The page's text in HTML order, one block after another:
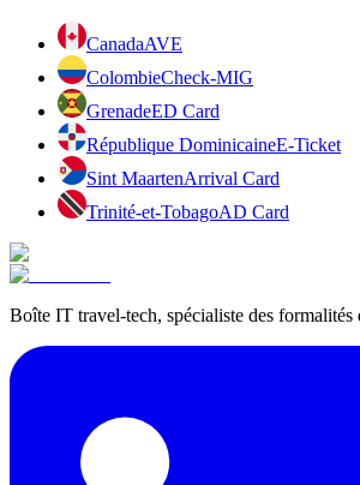
CanadaAVE
ColombieCheck-MIG
GrenadeED Card
République DominicaineE-Ticket
Sint MaartenArrival Card
Trinité-et-TobagoAD Card
Boîte IT travel-tech, spécialiste des formalités